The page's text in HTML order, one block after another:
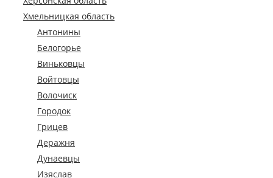
Хмельницкая область
Антонины
Белогорье
Виньковцы
Войтовцы
Волочиск
Городок
Грицев
Деражня
Дунаевцы
Изяслав